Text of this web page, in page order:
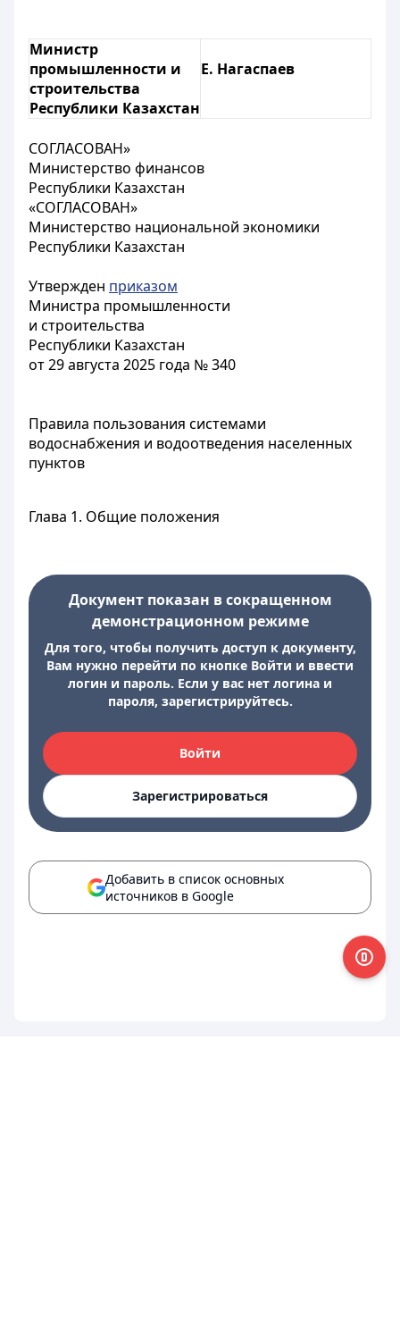
Министр
промышленности и
строительства
Республики Казахстан
Е. Нагаспаев
СОГЛАСОВАН»
Министерство финансов
Республики Казахстан
«СОГЛАСОВАН»
Министерство национальной экономики
Республики Казахстан
Утвержден приказом
Министра промышленности
и строительства
Республики Казахстан
от 29 августа 2025 года № 340
Правила пользования системами
водоснабжения и водоотведения населенных
пунктов
Глава 1. Общие положения
Документ показан в сокращенном
демонстрационном режиме
Для того, чтобы получить доступ к документу,
Вам нужно перейти по кнопке Войти и ввести
логин и пароль. Если у вас нет логина и
пароля, зарегистрируйтесь.
Войти
Зарегистрироваться
Добавить в список основных
источников в Google